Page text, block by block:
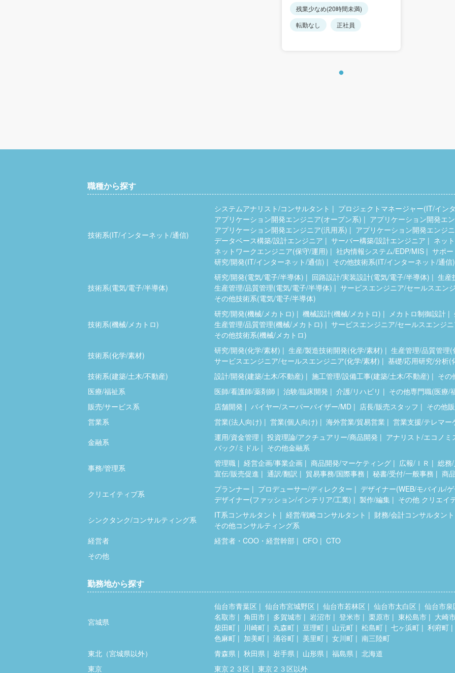
残業少なめ(20時間未満)
転勤なし
正社員
職種から探す
技術系(IT/インターネット/通信)
システムアナリスト/コンサルタント
プロジェクトマネージャー(IT/イン
アプリケーション開発エンジニア(オープン系)
アプリケーション開発エ
アプリケーション開発エンジニア(汎用系)
アプリケーション開発エンジ
データベース構築/設計エンジニア
サーバー構築/設計エンジニア
ネッ
ネットワークエンジニア(保守/運用)
社内情報システム/EDP/MIS
サポ
研究/開発(IT/インターネット/通信)
その他技術系(IT/インターネット/通信)
技術系(電気/電子/半導体)
研究/開発(電気/電子/半導体) 回路設計/実装設計(電気/電子/半導体)
生産
生産管理/品質管理(電気/電子/半導体)
サービスエンジニア/セールスエン
その他技術系(電気/電子/半導体)
技術系(機械/メカトロ)
研究/開発(機械/メカトロ) 機械設計(機械/メカトロ) メカトロ制御設計
生産管理/品質管理(機械/メカトロ)
サービスエンジニア/セールスエンジ
その他技術系(機械/メカトロ)
技術系(化学/素材)
研究/開発(化学/素材) 生産/製造技術開発(化学/素材)
生産管理/品質管理(
サービスエンジニア/セールスエンジニア(化学/素材)
基礎/応用研究/分析(
技術系(建築/土木/不動産)
設計/開発(建築/土木/不動産) 施工管理/設備工事(建築/土木/不動産)
その
医療/福祉系
医師/看護師/薬剤師 治験/臨床開発 介護/リハビリ
その他専門職(医療/
販売/サービス系
店舗開発 バイヤー/スーパーバイザー/MD 店長/販売スタッフ
その他
営業系
営業(法人向け) 営業(個人向け) 海外営業/貿易営業 営業支援/テレマー
金融系
運用/資金管理 投資理論/アクチュアリー/商品開発 アナリスト/エコノミ
バック/ミドル
その他金融系
事務/管理系
管理職 経営企画/事業企画 商品開発/マーケティング 広報/ＩＲ 総務
宣伝/販売促進
通訳/翻訳 貿易事務/国際事務 秘書/受付/一般事務 商
クリエイティブ系
プランナー プロデューサー/ディレクター
デザイナー(WEB/モバイル/
デザイナー(ファッション/インテリア/工業)
製作/編集
その他 クリエイ
シンクタンク/コンサルティング系
IT系コンサルタント 経営/戦略コンサルタント 財務/会計コンサルタント
その他コンサルティング系
経営者
経営者・COO・経営幹部 CFO
CTO
その他
勤務地から探す
宮城県
仙台市青葉区 仙台市宮城野区 仙台市若林区 仙台市太白区 仙台市泉
名取市
角田市 多賀城市 岩沼市 登米市 栗原市 東松島市 大崎
柴田町
川崎町 丸森町 亘理町 山元町 松島町 七ヶ浜町 利府町
色麻町
加美町 涌谷町 美里町 女川町
南三陸町
東北（宮城県以外）
青森県 秋田県 岩手県 山形県 福島県
北海道
東京
東京２３区 東京２３区以外